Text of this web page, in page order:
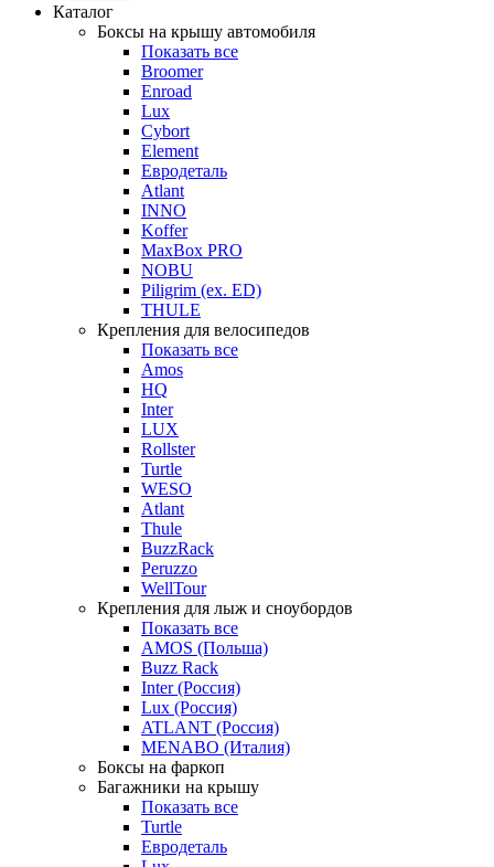
Каталог
Боксы на крышу автомобиля
Показать все
Broomer
Enroad
Lux
Cybort
Element
Евродеталь
Atlant
INNO
Koffer
MaxBox PRO
NOBU
Piligrim (ex. ED)
THULE
Крепления для велосипедов
Показать все
Amos
HQ
Inter
LUX
Rollster
Turtle
WESO
Atlant
Thule
BuzzRack
Peruzzo
WellTour
Крепления для лыж и сноубордов
Показать все
AMOS (Польша)
Buzz Rack
Inter (Россия)
Lux (Россия)
ATLANT (Россия)
MENABO (Италия)
Боксы на фаркоп
Багажники на крышу
Показать все
Turtle
Евродеталь